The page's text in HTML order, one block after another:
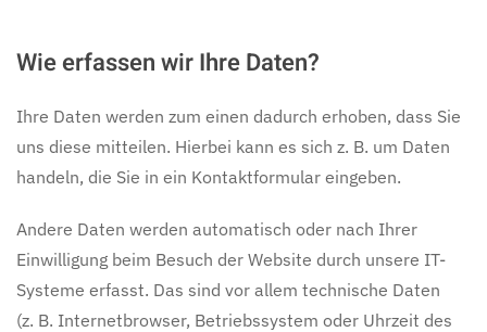
Wie erfassen wir Ihre Daten?
Ihre Daten werden zum einen dadurch erhoben, dass Sie
uns diese mitteilen. Hierbei kann es sich z. B. um Daten
handeln, die Sie in ein Kontaktformular eingeben.
Andere Daten werden automatisch oder nach Ihrer
Einwilligung beim Besuch der Website durch unsere IT-
Systeme erfasst. Das sind vor allem technische Daten
(z. B. Internetbrowser, Betriebssystem oder Uhrzeit des